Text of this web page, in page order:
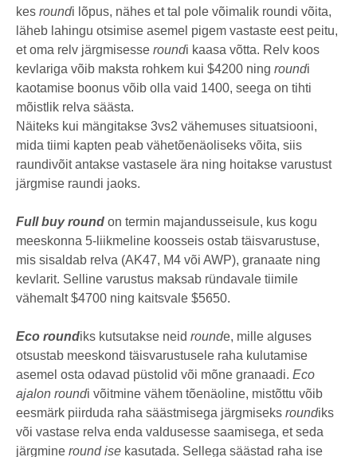
kes roundi lõpus, nähes et tal pole võimalik roundi võita,
läheb lahingu otsimise asemel pigem vastaste eest peitu,
et oma relv järgmisesse roundi kaasa võtta. Relv koos
kevlariga võib maksta rohkem kui $4200 ning roundi
kaotamise boonus võib olla vaid 1400, seega on tihti
mõistlik relva säästa.
Näiteks kui mängitakse 3vs2 vähemuses situatsiooni,
mida tiimi kapten peab vähetõenäoliseks võita, siis
raundivõit antakse vastasele ära ning hoitakse varustust
järgmise raundi jaoks.
Full buy round on termin majandusseisule, kus kogu
meeskonna 5-liikmeline koosseis ostab täisvarustuse,
mis sisaldab relva (AK47, M4 või AWP), granaate ning
kevlarit. Selline varustus maksab ründavale tiimile
vähemalt $4700 ning kaitsvale $5650.
Eco roundiks kutsutakse neid rounde, mille alguses
otsustab meeskond täisvarustusele raha kulutamise
asemel osta odavad püstolid või mõne granaadi. Eco
ajalon roundi võitmine vähem tõenäoline, mistõttu võib
eesmärk piirduda raha säästmisega järgmiseks roundiks
või vastase relva enda valdusesse saamisega, et seda
järgmine round ise kasutada. Sellega säästad raha ise